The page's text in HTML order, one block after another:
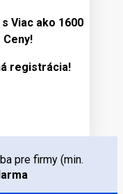
Viac ako 1600
Ceny!
registrácia!
pre firmy (min.